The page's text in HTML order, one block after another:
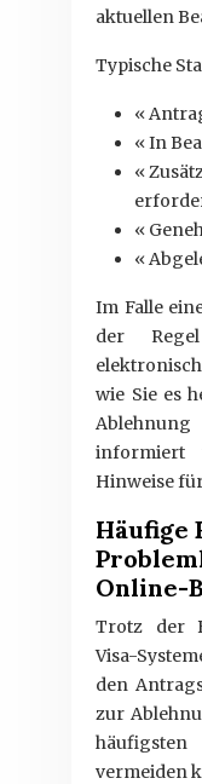
aktuellen
Typische
«
« In
«
«
«
Im Falle
der
wie Sie es
informiert
Hinweise
Häufige
Online-
Trotz der
Visa-
den
zur
vermeiden